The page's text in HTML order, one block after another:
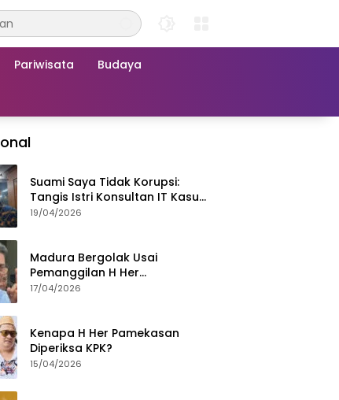
Pariwisata Budaya
Suami Saya Tidak Korupsi:
Tangis Istri Konsultan IT Kasus
Nadiem Dituntut 22,5 Tahun
19/04/2026
Madura Bergolak Usai
Pemanggilan H Her
Pamekasan, Faizal Assegaf
17/04/2026
Kenapa H Her Pamekasan
Diperiksa KPK?
15/04/2026